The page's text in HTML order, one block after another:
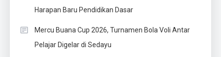
Harapan Baru Pendidikan Dasar
Mercu Buana Cup 2026, Turnamen Bola Voli Antar
Pelajar Digelar di Sedayu